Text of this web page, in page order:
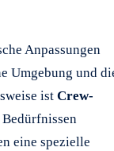
Anpassungen
Umgebung und
ist Crew-
eine spezielle